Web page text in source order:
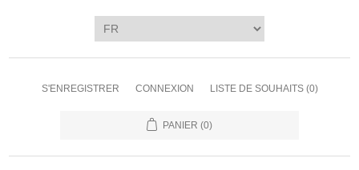
S'ENREGISTRER CONNEXION LISTE DE SOUHAITS (0)
PANIER (0)